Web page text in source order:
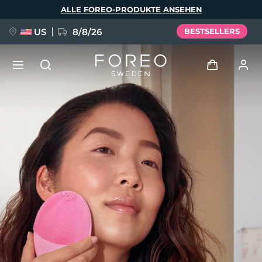
ALLE FOREO-PRODUKTE ANSEHEN
US 8/8/26 BESTSELLERS
Benutzerkonto
Meine Geräte
Meine Bestellungen
Meine Adressen
Meine Abonnements
FAQ™ Pure Beauty-Tech Elixir
BREAKING NEWS
issa™ Teeth Whitening Set
Sprache
English Deutsch
Español
Français
Italiano
Português
Polski
Svenska
Русский
Türkçe
简体中文 繁體中文